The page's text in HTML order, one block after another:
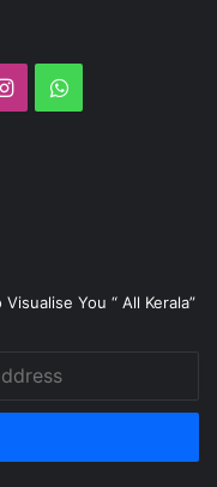
InstagramWhatsApp
You “ All Kerala”